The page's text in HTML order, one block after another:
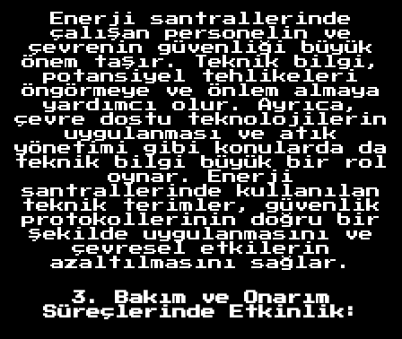
Enerji santrallerinde
çalışan personelin ve
çevrenin güvenliği büyük
önem taşır. Teknik bilgi,
potansiyel tehlikeleri
öngörmeye ve önlem almaya
yardımcı olur. Ayrıca,
çevre dostu teknolojilerin
uygulanması ve atık
yönetimi gibi konularda da
teknik bilgi büyük bir rol
oynar. Enerji
santrallerinde kullanılan
teknik terimler, güvenlik
protokollerinin doğru bir
şekilde uygulanmasını ve
çevresel etkilerin
azaltılmasını sağlar.
3. Bakım ve Onarım
Süreçlerinde Etkinlik: